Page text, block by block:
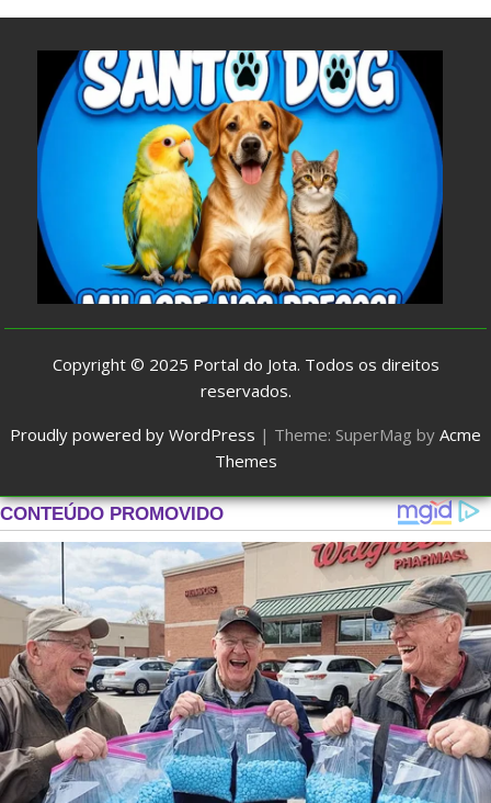
Copyright © 2025 Portal do Jota. Todos os direitos
reservados.
Proudly powered by WordPress | Theme: SuperMag by Acme
Themes